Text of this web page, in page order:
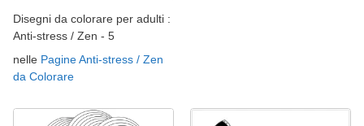
Disegni da colorare per adulti :
Anti-stress / Zen - 5
nelle Pagine Anti-stress / Zen
da Colorare